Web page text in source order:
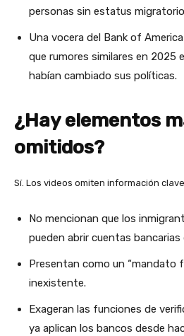
personas sin estatus migratorio
Una vocera del Bank of
que rumores similares en 2025
habían cambiado sus políticas.
¿Hay elementos
omitidos?
Sí. Los videos omiten información
No mencionan que los
pueden abrir cuentas bancarias
Presentan como un “mandato
inexistente.
Exageran las funciones de
ya aplican los bancos desde